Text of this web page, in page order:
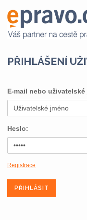
PŘIHLÁŠENÍ
E-mail nebo uživatelské
Heslo:
Registrace